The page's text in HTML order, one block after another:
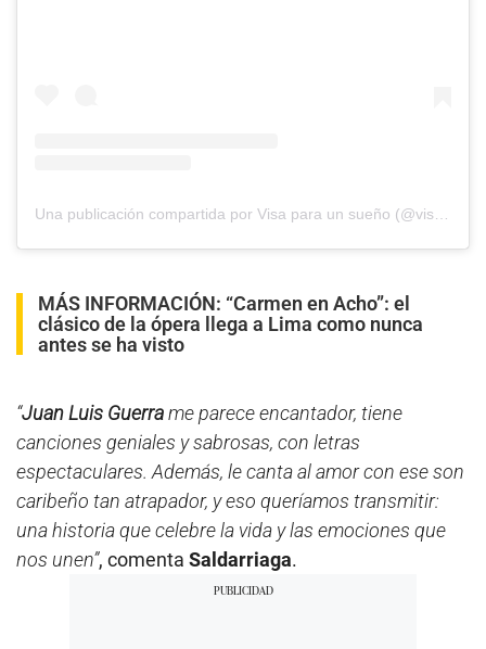
MÁS INFORMACIÓN: “Carmen en Acho”: el
clásico de la ópera llega a Lima como nunca
antes se ha visto
“Juan Luis Guerrame parece encantador, tiene
canciones geniales y sabrosas, con letras
espectaculares. Además, le canta al amor con ese son
caribeño tan atrapador, y eso queríamos transmitir:
una historia que celebre la vida y las emociones que
nos unen”, comenta Saldarriaga.